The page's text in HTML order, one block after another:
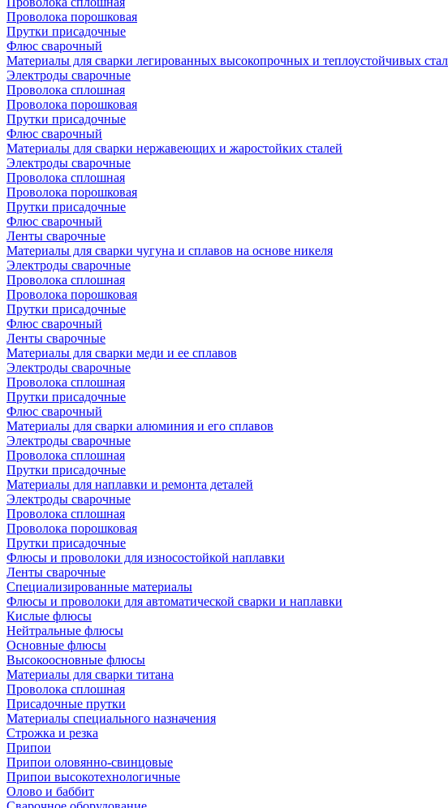
Проволока порошковая
Прутки присадочные
Флюс сварочный
Материалы для сварки легированных высокопрочных и теплоустойчивых
Электроды сварочные
Проволока сплошная
Проволока порошковая
Прутки присадочные
Флюс сварочный
Материалы для сварки нержавеющих и жаростойких сталей
Электроды сварочные
Проволока сплошная
Проволока порошковая
Прутки присадочные
Флюс сварочный
Ленты сварочные
Материалы для сварки чугуна и сплавов на основе никеля
Электроды сварочные
Проволока сплошная
Проволока порошковая
Прутки присадочные
Флюс сварочный
Ленты сварочные
Материалы для сварки меди и ее сплавов
Электроды сварочные
Проволока сплошная
Прутки присадочные
Флюс сварочный
Материалы для сварки алюминия и его сплавов
Электроды сварочные
Проволока сплошная
Прутки присадочные
Материалы для наплавки и ремонта деталей
Электроды сварочные
Проволока сплошная
Проволока порошковая
Прутки присадочные
Флюсы и проволоки для износостойкой наплавки
Ленты сварочные
Специализированные материалы
Флюсы и проволоки для автоматической сварки и наплавки
Кислые флюсы
Нейтральные флюсы
Основные флюсы
Высокоосновные флюсы
Материалы для сварки титана
Проволока сплошная
Присадочные прутки
Материалы специального назначения
Строжка и резка
Припои
Припои оловянно-свинцовые
Припои высокотехнологичные
Олово и баббит